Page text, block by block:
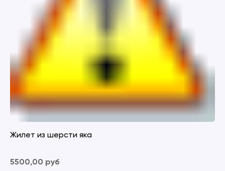
Жилет из шерсти яка
5500,00 руб